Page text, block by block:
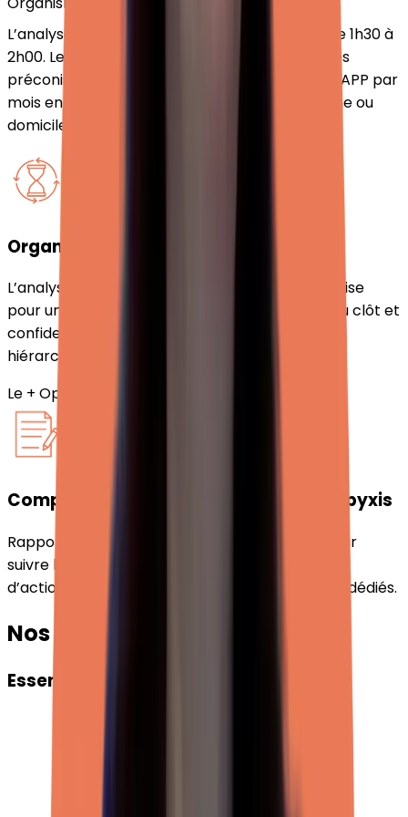
L’analyse de pratiques professionnelles dure de 1h30 à
2h00. Les recommandations gouvernementales
préconisent au minimum une fréquence d’une APP par
mois en EHPAD et 1 APP par trimestre en crèche ou
domicile.
Organisation
L’analyse de pratiques professionnelles s’organise
pour un groupe de 5 à 15 personnes dans un lieu clôt et
confidentiel sans participation de responsable
hiérarchique.
Le + Opyxis
Compte rendu personnalisé et Appli Opyxis
Rapports détaillés à la fréquence souhaitée pour
suivre les sujets abordés et les préconisations
d’actions. Accès à l’application Opyxis avec KPI dédiés.
Nos tarifs →
Essentiel